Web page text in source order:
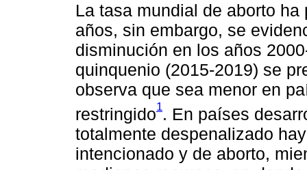
La tasa mundial de aborto
años, sin embargo, se
disminución en los años
quinquenio (2015-2019) se
observa que sea menor en
restringido1. En países
totalmente despenalizado
intencionado y de aborto,